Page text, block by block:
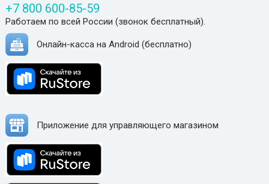
+7 800 600-85-59
Работаем по всей России (звонок бесплатный).
Онлайн-касса на Android (бесплатно)
Приложение для управляющего магазином